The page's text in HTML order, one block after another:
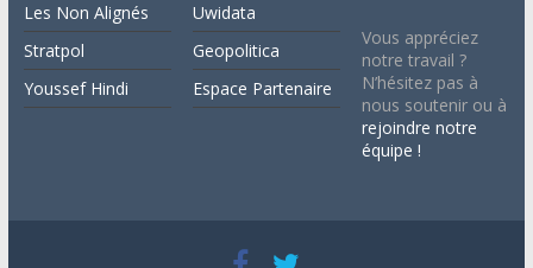
Les Non Alignés
Stratpol
Youssef Hindi
Uwidata
Geopolitica
Espace Partenaire
Vous appréciez
notre travail ?
N’hésitez pas à
nous soutenir ou à
rejoindre notre
équipe !